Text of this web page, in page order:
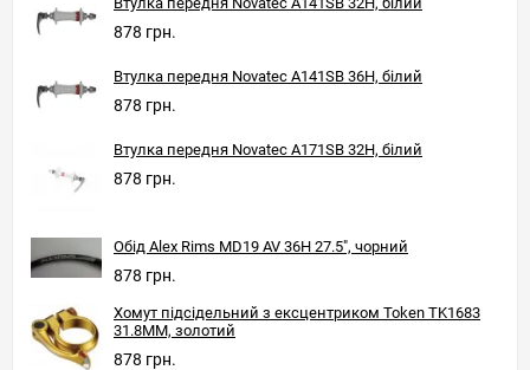
878 грн.
Втулка передня Novatec A141SB 36H, білий
878 грн.
Втулка передня Novatec A171SB 32H, білий
878 грн.
Обід Alex Rims MD19 AV 36H 27.5", чорний
878 грн.
Хомут підсідельний з ексцентриком Token TK1683
31.8MM, золотий
878 грн.